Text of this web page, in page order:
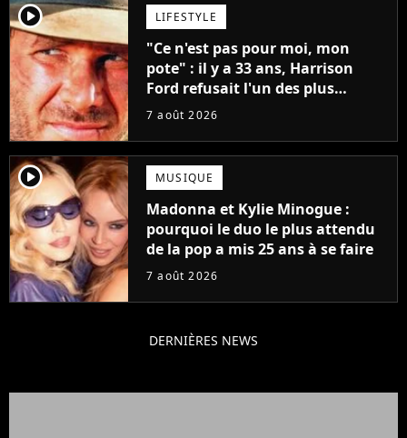
player2 LIFESTYLE
"Ce n'est pas pour moi, mon
pote" : il y a 33 ans, Harrison
Ford refusait l'un des plus
grands succès de tous les temps
7 août 2026
player2 MUSIQUE
Madonna et Kylie Minogue :
pourquoi le duo le plus attendu
de la pop a mis 25 ans à se faire
7 août 2026
DERNIÈRES NEWS